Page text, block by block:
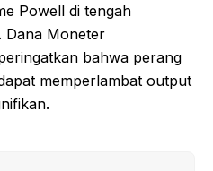
Powell di tengah
Dana Moneter
bahwa perang
memperlambat output